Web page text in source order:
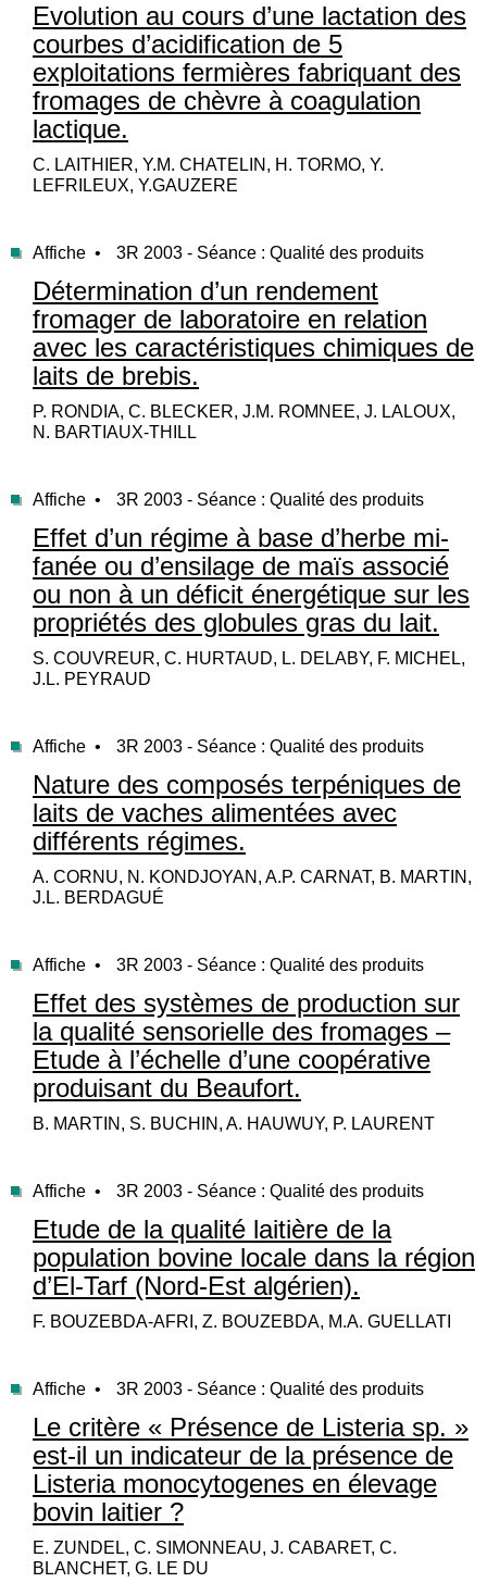
Evolution au cours d’une lactation des
courbes d’acidification de 5
exploitations fermières fabriquant des
fromages de chèvre à coagulation
lactique.
C. LAITHIER, Y.M. CHATELIN, H. TORMO, Y.
LEFRILEUX, Y.GAUZERE
Affiche • 3R 2003 - Séance : Qualité des produits
Détermination d’un rendement
fromager de laboratoire en relation
avec les caractéristiques chimiques de
laits de brebis.
P. RONDIA, C. BLECKER, J.M. ROMNEE, J. LALOUX,
N. BARTIAUX-THILL
Affiche • 3R 2003 - Séance : Qualité des produits
Effet d’un régime à base d’herbe mi-
fanée ou d’ensilage de maïs associé
ou non à un déficit énergétique sur les
propriétés des globules gras du lait.
S. COUVREUR, C. HURTAUD, L. DELABY, F. MICHEL,
J.L. PEYRAUD
Affiche • 3R 2003 - Séance : Qualité des produits
Nature des composés terpéniques de
laits de vaches alimentées avec
différents régimes.
A. CORNU, N. KONDJOYAN, A.P. CARNAT, B. MARTIN,
J.L. BERDAGUÉ
Affiche • 3R 2003 - Séance : Qualité des produits
Effet des systèmes de production sur
la qualité sensorielle des fromages –
Etude à l’échelle d’une coopérative
produisant du Beaufort.
B. MARTIN, S. BUCHIN, A. HAUWUY, P. LAURENT
Affiche • 3R 2003 - Séance : Qualité des produits
Etude de la qualité laitière de la
population bovine locale dans la région
d’El-Tarf (Nord-Est algérien).
F. BOUZEBDA-AFRI, Z. BOUZEBDA, M.A. GUELLATI
Affiche • 3R 2003 - Séance : Qualité des produits
Le critère « Présence de Listeria sp. »
est-il un indicateur de la présence de
Listeria monocytogenes en élevage
bovin laitier ?
E. ZUNDEL, C. SIMONNEAU, J. CABARET, C.
BLANCHET, G. LE DU